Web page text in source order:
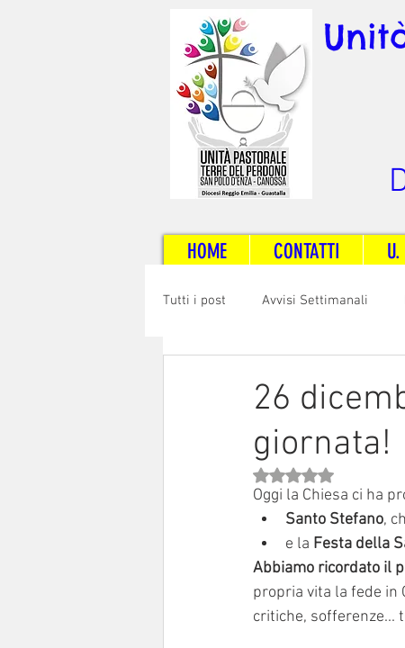
HOME CONTATTI
Tutti i post Avvisi Settimanali
Sinodo 2021-23 Anziani e
26
giornata!
Valutazione NaN
Oggi la Chiesa ci ha
Santo Stefano,
e la Festa della
Abbiamo ricordato il
propria vita la fede in
critiche, sofferenze...